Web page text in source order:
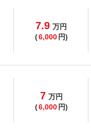
7.9 万円
(6,000 円)
7 万円
(6,000 円)